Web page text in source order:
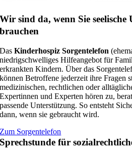
Wir sind da, wenn Sie seelische
brauchen
DasKinderhospiz Sorgentelefon
niedrigschwelliges Hilfeangebot für
erkrankten Kindern. Über das
können Betroffene jederzeit ihre Fragen
medizinischen, rechtlichen oder
Expertinnen und Experten hören zu,
passende Unterstützung. So entsteht
dann, wenn sie gebraucht wird.
Zum Sorgentelefon
Sprechstunde für